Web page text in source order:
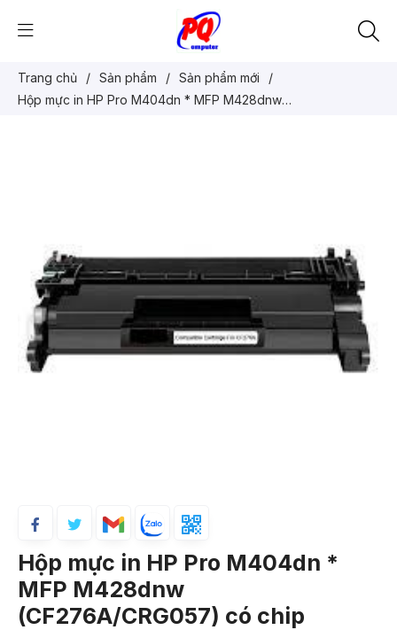
Trang chủ / Sản phẩm / Sản phẩm mới
/
Hộp mực in HP Pro M404dn * MFP M428dnw
Hộp mực in HP Pro M404dn *
MFP M428dnw
(CF276A/CRG057) có chip